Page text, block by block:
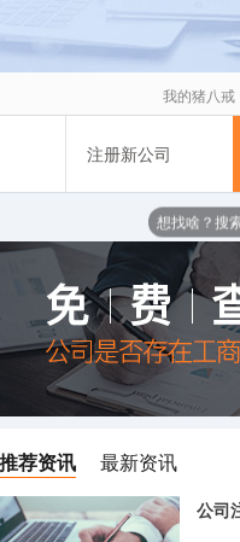
我的猪八戒
注册新公司
想找啥？搜
推荐资讯 最新资讯
公司